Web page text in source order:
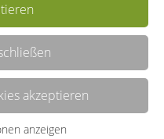
akzeptieren
anzeigen